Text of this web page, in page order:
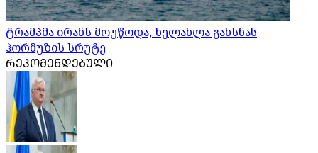
ტრამპმა ირანს მოუწოდა, ხელახლა გახსნას
ჰორმუზის სრუტე
ᲠᲔᲙᲝᲛᲔᲜᲓᲔᲑᲣᲚᲘ